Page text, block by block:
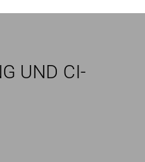
UND CI-